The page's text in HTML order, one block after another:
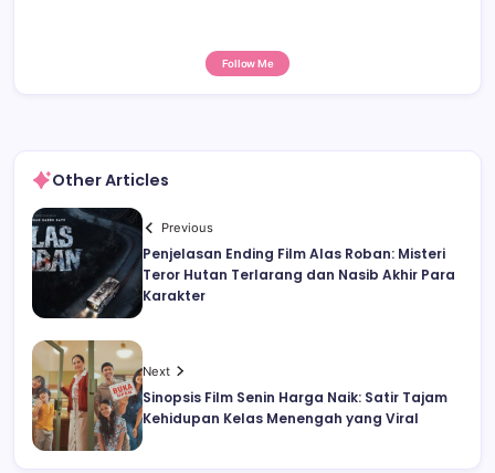
Follow Me
Other Articles
Previous
Penjelasan Ending Film Alas Roban: Misteri
Teror Hutan Terlarang dan Nasib Akhir Para
Karakter
Next
Sinopsis Film Senin Harga Naik: Satir Tajam
Kehidupan Kelas Menengah yang Viral